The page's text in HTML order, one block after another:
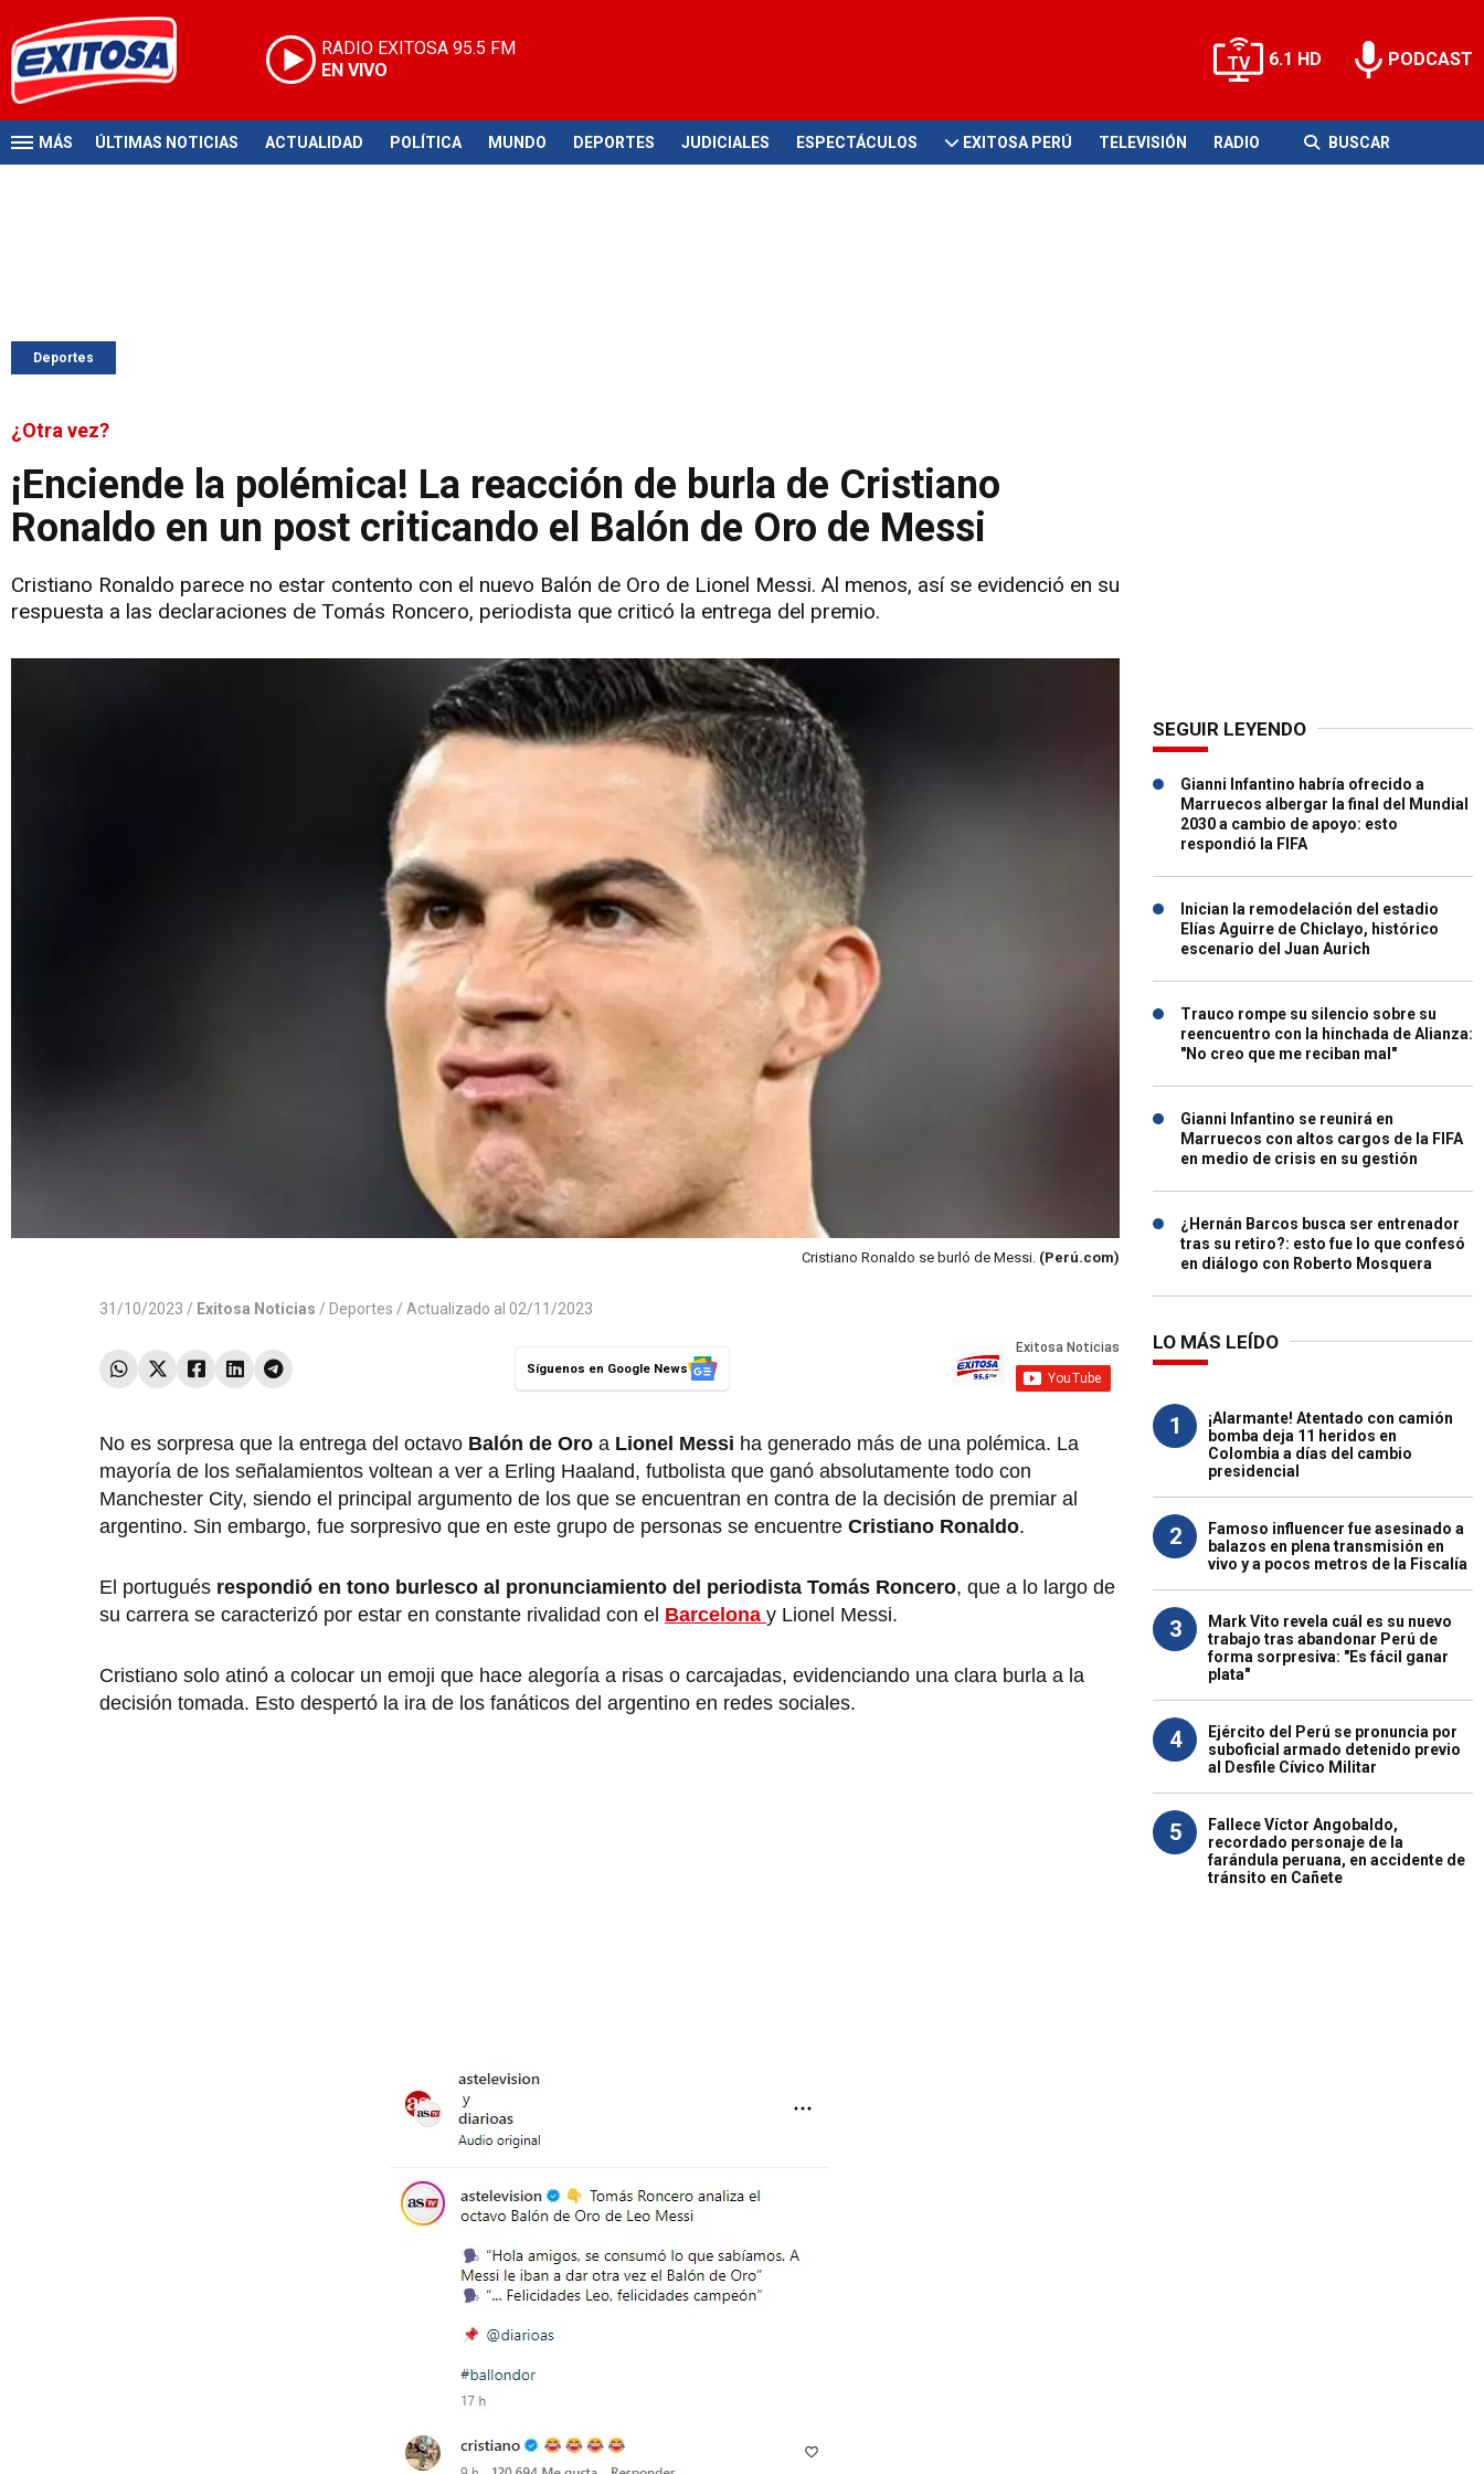
RADIO EXITOSA 95.5 FM
EN VIVO
6.1 HD PODCAST
MÁS ÚLTIMAS NOTICIAS ACTUALIDAD POLÍTICA MUNDO DEPORTES JUDICIALES ESPECTÁCULOS EXITOSA PERÚ TELEVISIÓN RADIO BUSCAR
Deportes
¿Otra vez?
¡Enciende la polémica! La reacción de burla de Cristiano
Ronaldo en un post criticando el Balón de Oro de Messi
Cristiano Ronaldo parece no estar contento con el nuevo Balón de Oro de Lionel Messi. Al menos, así se evidenció en su
respuesta a las declaraciones de Tomás Roncero, periodista que criticó la entrega del premio.
Cristiano Ronaldo se burló de Messi. (Perú.com)
31/10/2023 / Exitosa Noticias / Deportes / Actualizado al 02/11/2023
Síguenos en Google News
No es sorpresa que la entrega del octavo Balón de Oro a Lionel Messi ha generado más de una polémica. La
mayoría de los señalamientos voltean a ver a Erling Haaland, futbolista que ganó absolutamente todo con
Manchester City, siendo el principal argumento de los que se encuentran en contra de la decisión de premiar al
argentino. Sin embargo, fue sorpresivo que en este grupo de personas se encuentre Cristiano Ronaldo.
El portugués respondió en tono burlesco al pronunciamiento del periodista Tomás Roncero, que a lo largo de
su carrera se caracterizó por estar en constante rivalidad con el Barcelona y Lionel Messi.
Cristiano solo atinó a colocar un emoji que hace alegoría a risas o carcajadas, evidenciando una clara burla a la
decisión tomada. Esto despertó la ira de los fanáticos del argentino en redes sociales.
SEGUIR LEYENDO
Gianni Infantino habría ofrecido a
Marruecos albergar la final del Mundial
2030 a cambio de apoyo: esto
respondió la FIFA
Inician la remodelación del estadio
Elías Aguirre de Chiclayo, histórico
escenario del Juan Aurich
Trauco rompe su silencio sobre su
reencuentro con la hinchada de Alianza:
"No creo que me reciban mal"
Gianni Infantino se reunirá en
Marruecos con altos cargos de la FIFA
en medio de crisis en su gestión
¿Hernán Barcos busca ser entrenador
tras su retiro?: esto fue lo que confesó
en diálogo con Roberto Mosquera
LO MÁS LEÍDO
1
¡Alarmante! Atentado con camión
bomba deja 11 heridos en
Colombia a días del cambio
presidencial
2
Famoso influencer fue asesinado a
balazos en plena transmisión en
vivo y a pocos metros de la Fiscalía
3
Mark Vito revela cuál es su nuevo
trabajo tras abandonar Perú de
forma sorpresiva: "Es fácil ganar
plata"
4
Ejército del Perú se pronuncia por
suboficial armado detenido previo
al Desfile Cívico Militar
5
Fallece Víctor Angobaldo,
recordado personaje de la
farándula peruana, en accidente de
tránsito en Cañete